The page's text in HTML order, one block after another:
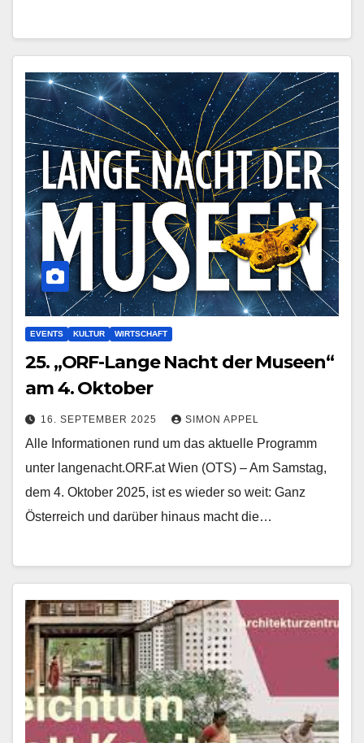
EVENTS KULTUR WIRTSCHAFT
25. „ORF-Lange Nacht der Museen“
am 4. Oktober
16. SEPTEMBER 2025 SIMON APPEL
Alle Informationen rund um das aktuelle Programm
unter langenacht.ORF.at Wien (OTS) – Am Samstag,
dem 4. Oktober 2025, ist es wieder so weit: Ganz
Österreich und darüber hinaus macht die…